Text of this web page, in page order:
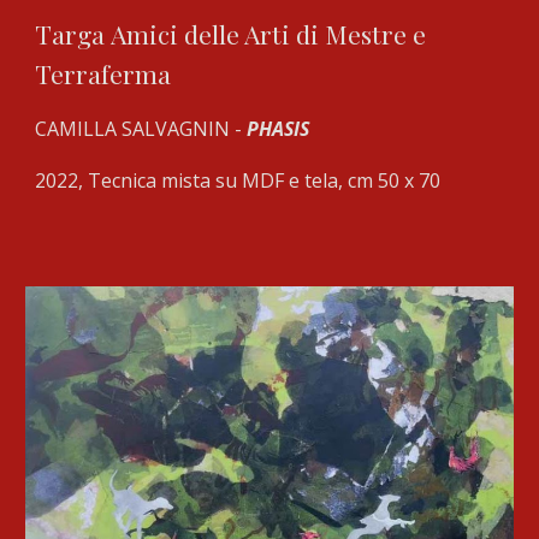
Targa Amici delle Arti di Mestre e
Terraferma
CAMILLA SALVAGNIN -PHASIS
2022, Tecnica mista su MDF e tela, cm 50 x 70